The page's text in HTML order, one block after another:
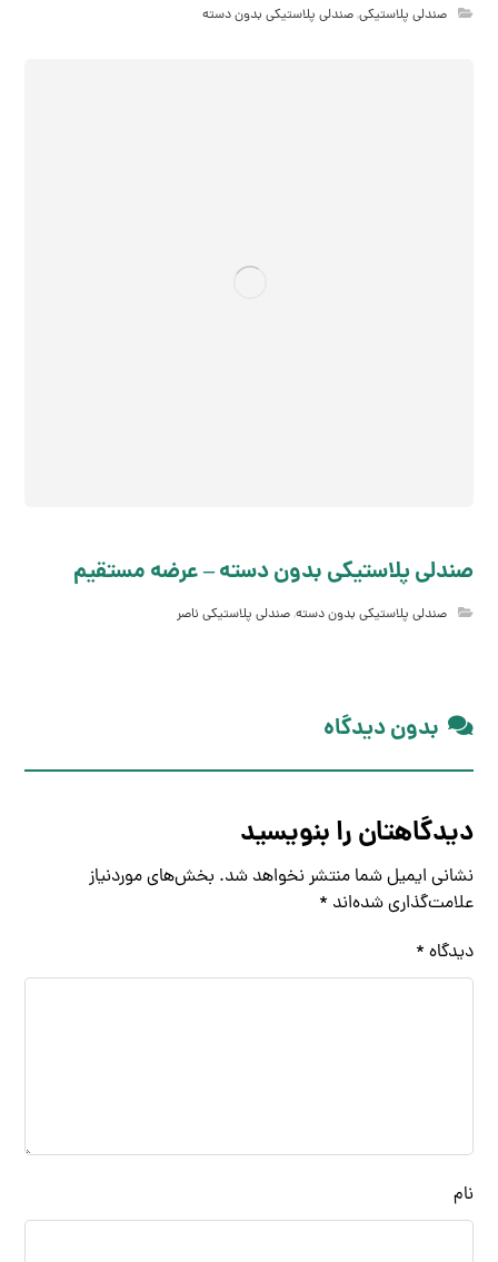
صندلی پلاستیکی,صندلی پلاستیکی بدون دسته
صندلی پلاستیکی بدون دسته – عرضه مستقیم
صندلی پلاستیکی بدون دسته,صندلی پلاستیکی ناصر
بدون دیدگاه
دیدگاهتان را بنویسید
نشانی ایمیل شما منتشر نخواهد شد. بخش‌های موردنیاز
علامت‌گذاری شده‌اند *
دیدگاه *
نام